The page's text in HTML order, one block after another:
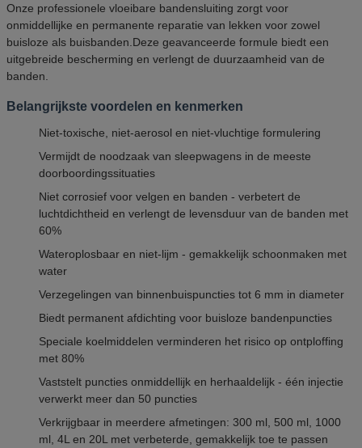
Onze professionele vloeibare bandensluiting zorgt voor
onmiddellijke en permanente reparatie van lekken voor zowel
buisloze als buisbanden.Deze geavanceerde formule biedt een
uitgebreide bescherming en verlengt de duurzaamheid van de
banden.
Belangrijkste voordelen en kenmerken
Niet-toxische, niet-aerosol en niet-vluchtige formulering
Vermijdt de noodzaak van sleepwagens in de meeste
doorboordingssituaties
Niet corrosief voor velgen en banden - verbetert de
luchtdichtheid en verlengt de levensduur van de banden met
60%
Wateroplosbaar en niet-lijm - gemakkelijk schoonmaken met
water
Verzegelingen van binnenbuispuncties tot 6 mm in diameter
Biedt permanent afdichting voor buisloze bandenpuncties
Speciale koelmiddelen verminderen het risico op ontploffing
met 80%
Vaststelt puncties onmiddellijk en herhaaldelijk - één injectie
verwerkt meer dan 50 puncties
Verkrijgbaar in meerdere afmetingen: 300 ml, 500 ml, 1000
ml, 4L en 20L met verbeterde, gemakkelijk toe te passen